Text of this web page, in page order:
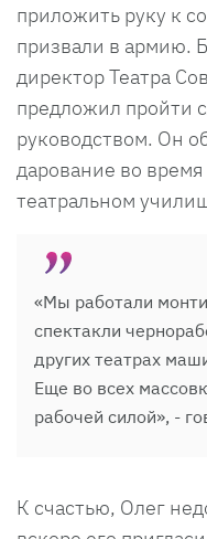
приложить руку к
призвали в армию.
директор Театра
предложил пройти
руководством. Он
дарование во
театральном
«Мы работали
спектакли
других театрах
Еще во всех
рабочей силой», -
К счастью, Олег